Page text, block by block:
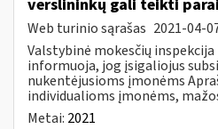
verslininkų gali teikti
Web turinio sąrašas 2021-04-
Valstybinė mokesčių
informuoja, jog įsigaliojus
nukentėjusioms įmonėms
individualioms įmonėms,
Metai: 2021